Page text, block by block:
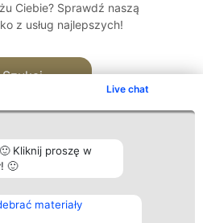
Live chat
Kliknij proszę w
🙂
materiały
Ciebie? Sprawdź naszą
z usług najlepszych!
Szukaj
Kontakt
Kontakt